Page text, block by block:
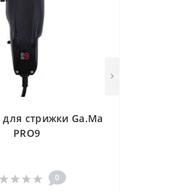
стрижки Ga.Ma
PRO9
0